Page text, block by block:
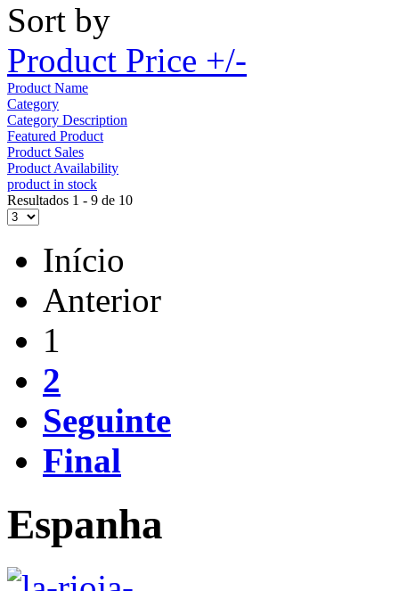
Sort by
Product Price +/-
Product Name
Category
Category Description
Featured Product
Product Sales
Product Availability
product in stock
Resultados 1 - 9 de 10
Início
Anterior
1
2
Seguinte
Final
Espanha